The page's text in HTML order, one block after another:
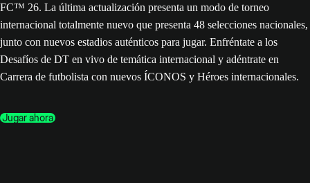
FC™ 26. La última actualización presenta un modo de torneo
internacional totalmente nuevo que presenta 48 selecciones nacionales,
junto con nuevos estadios auténticos para jugar. Enfréntate a los
Desafíos de DT en vivo de temática internacional y adéntrate en
Carrera de futbolista con nuevos ÍCONOS y Héroes internacionales.
Jugar ahora